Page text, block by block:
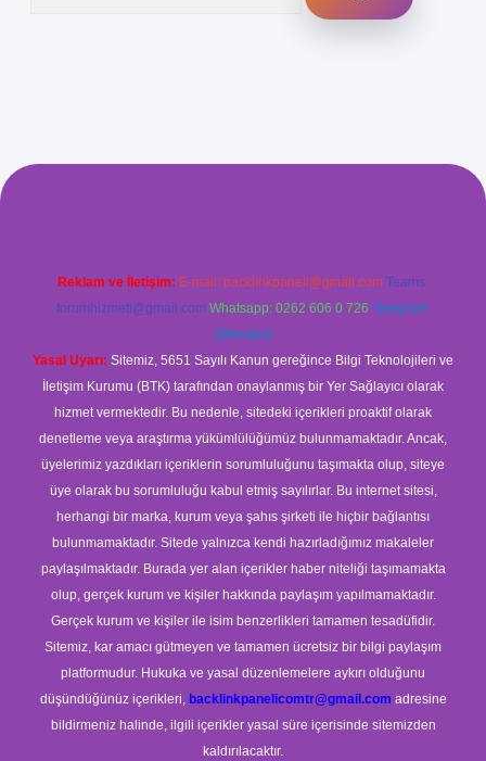
Reklam ve İletişim: E-mail: backlinkpaneli@gmail.com Teams:
forumhizmeti@gmail.com Whatsapp: 0262 606 0 726 Telegram:
@karabul
Yasal Uyarı: Sitemiz, 5651 Sayılı Kanun gereğince Bilgi Teknolojileri ve
İletişim Kurumu (BTK) tarafından onaylanmış bir Yer Sağlayıcı olarak
hizmet vermektedir. Bu nedenle, sitedeki içerikleri proaktif olarak
denetleme veya araştırma yükümlülüğümüz bulunmamaktadır. Ancak,
üyelerimiz yazdıkları içeriklerin sorumluluğunu taşımakta olup, siteye
üye olarak bu sorumluluğu kabul etmiş sayılırlar. Bu internet sitesi,
herhangi bir marka, kurum veya şahıs şirketi ile hiçbir bağlantısı
bulunmamaktadır. Sitede yalnızca kendi hazırladığımız makaleler
paylaşılmaktadır. Burada yer alan içerikler haber niteliği taşımamakta
olup, gerçek kurum ve kişiler hakkında paylaşım yapılmamaktadır.
Gerçek kurum ve kişiler ile isim benzerlikleri tamamen tesadüfidir.
Sitemiz, kar amacı gütmeyen ve tamamen ücretsiz bir bilgi paylaşım
platformudur. Hukuka ve yasal düzenlemelere aykırı olduğunu
düşündüğünüz içerikleri, backlinkpanelicomtr@gmail.com adresine
bildirmeniz halinde, ilgili içerikler yasal süre içerisinde sitemizden
kaldırılacaktır.